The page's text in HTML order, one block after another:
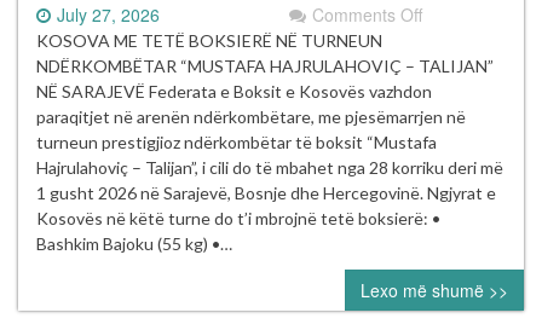
July 27, 2026 Comments Offon
boksierë
të Kosovës
garojnë
në turneun
ndërkombëtar
“Mustafa
–
Sarajevë
KOSOVA ME TETË BOKSIERË NË TURNEUN
NDËRKOMBËTAR “MUSTAFA HAJRULAHOVIÇ – TALIJAN”
NË SARAJEVË Federata e Boksit e Kosovës vazhdon
paraqitjet në arenën ndërkombëtare, me pjesëmarrjen në
turneun prestigjioz ndërkombëtar të boksit “Mustafa
Hajrulahoviç – Talijan”, i cili do të mbahet nga 28 korriku deri më
1 gusht 2026 në Sarajevë, Bosnje dhe Hercegovinë. Ngjyrat e
Kosovës në këtë turne do t’i mbrojnë tetë boksierë: •
Bashkim Bajoku (55 kg) •…
Lexo më shumë >>